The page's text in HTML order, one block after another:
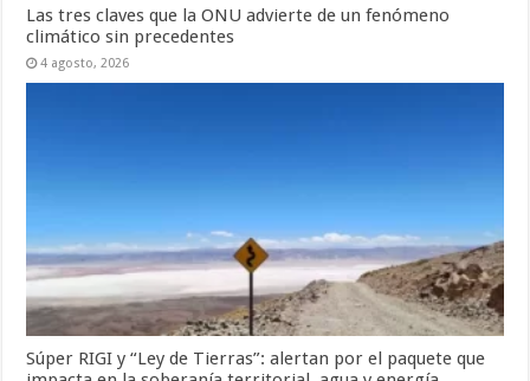
Las tres claves que la ONU advierte de un fenómeno
climático sin precedentes
4 agosto, 2026
Súper RIGI y “Ley de Tierras”: alertan por el paquete que